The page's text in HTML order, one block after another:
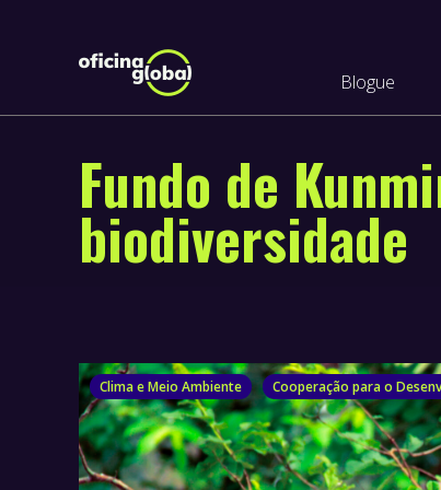
Blogue
Fundo de
biodiversidade
Clima e Meio Ambiente Cooperação para o